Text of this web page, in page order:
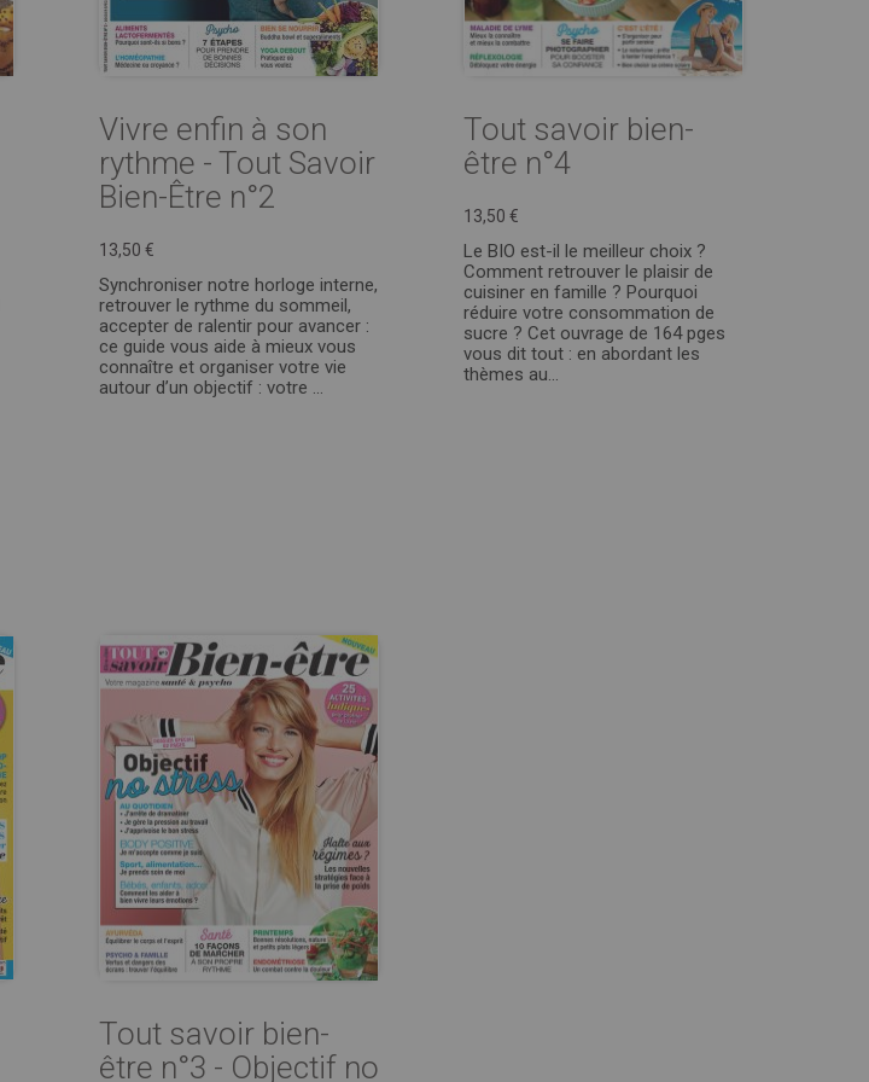
Vivre enfin à son
rythme - Tout Savoir
Bien-Être n°2
13,50 €
Synchroniser notre horloge interne,
retrouver le rythme du sommeil,
accepter de ralentir pour avancer :
ce guide vous aide à mieux vous
connaître et organiser votre vie
autour d’un objectif : votre ...
Tout savoir bien-
être n°4
13,50 €
Le BIO est-il le meilleur choix ?
Comment retrouver le plaisir de
cuisiner en famille ? Pourquoi
réduire votre consommation de
sucre ? Cet ouvrage de 164 pges
vous dit tout : en abordant les
thèmes au...
Tout savoir bien-
être n°3 - Objectif no